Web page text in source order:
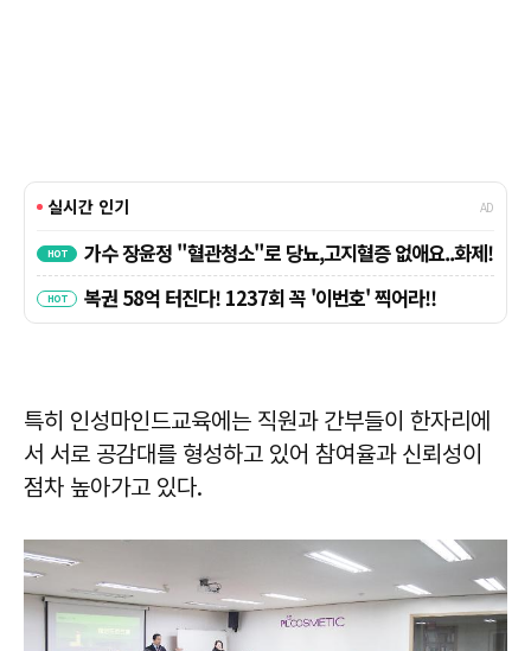
특히 인성마인드교육에는 직원과 간부들이 한자리에
서 서로 공감대를 형성하고 있어 참여율과 신뢰성이
점차 높아가고 있다.